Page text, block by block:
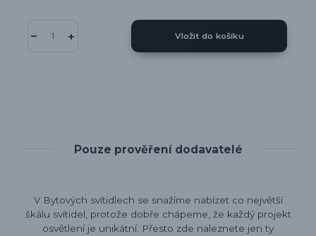
Vložit do košíku
Pouze prověření dodavatelé
V Bytových svítidlech se snažíme nabízet co největší
škálu svítidel, protože dobře chápeme, že každý projekt
osvětlení je unikátní. Přesto zde naleznete jen ty